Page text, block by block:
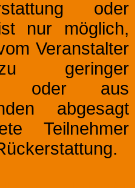
oder
nur möglich,
Veranstalter
geringer
oder aus
abgesagt
Teilnehmer